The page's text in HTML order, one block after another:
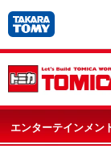
エンターテインメン